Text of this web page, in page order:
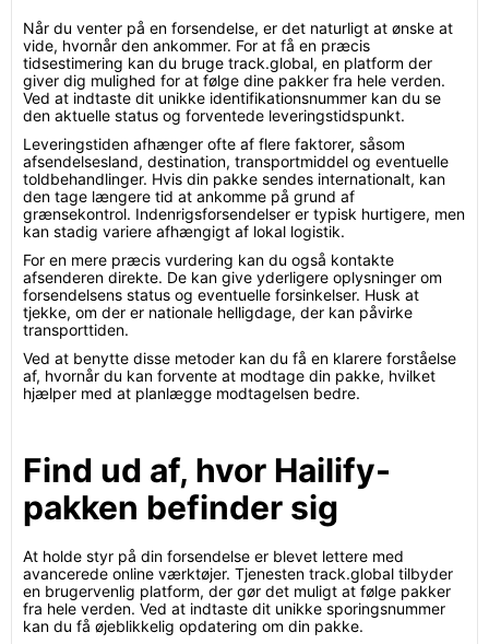
Når du venter på en forsendelse, er det naturligt at ønske at
vide, hvornår den ankommer. For at få en præcis
tidsestimering kan du bruge track.global, en platform der
giver dig mulighed for at følge dine pakker fra hele verden.
Ved at indtaste dit unikke identifikationsnummer kan du se
den aktuelle status og forventede leveringstidspunkt.
Leveringstiden afhænger ofte af flere faktorer, såsom
afsendelsesland, destination, transportmiddel og eventuelle
toldbehandlinger. Hvis din pakke sendes internationalt, kan
den tage længere tid at ankomme på grund af
grænsekontrol. Indenrigsforsendelser er typisk hurtigere, men
kan stadig variere afhængigt af lokal logistik.
For en mere præcis vurdering kan du også kontakte
afsenderen direkte. De kan give yderligere oplysninger om
forsendelsens status og eventuelle forsinkelser. Husk at
tjekke, om der er nationale helligdage, der kan påvirke
transporttiden.
Ved at benytte disse metoder kan du få en klarere forståelse
af, hvornår du kan forvente at modtage din pakke, hvilket
hjælper med at planlægge modtagelsen bedre.
Find ud af, hvor Hailify-
pakken befinder sig
At holde styr på din forsendelse er blevet lettere med
avancerede online værktøjer. Tjenesten track.global tilbyder
en brugervenlig platform, der gør det muligt at følge pakker
fra hele verden. Ved at indtaste dit unikke sporingsnummer
kan du få øjeblikkelig opdatering om din pakke.